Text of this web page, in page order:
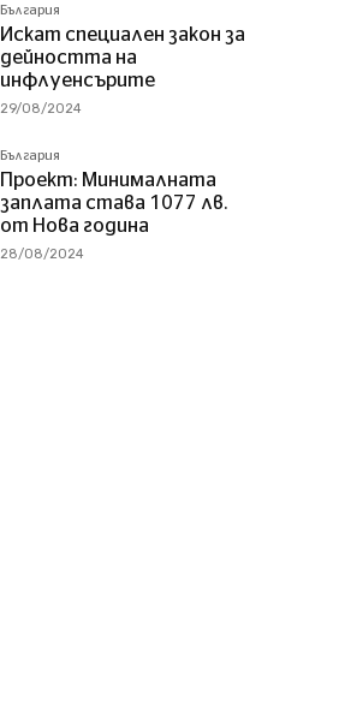
България
Искат специален закон за
дейността на
инфлуенсърите
29/08/2024
България
Проект: Минималната
заплата става 1077 лв.
от Нова година
28/08/2024